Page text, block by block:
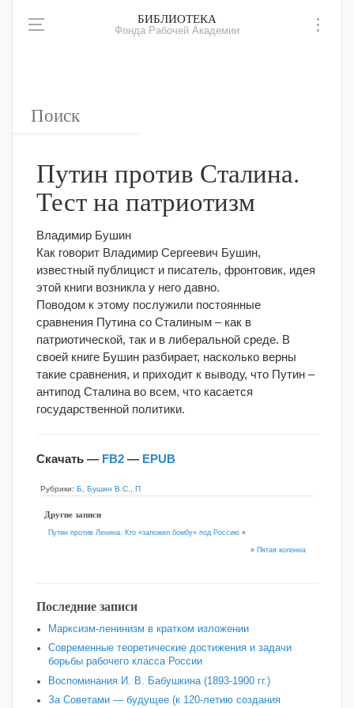
БИБЛИОТЕКА
Фонда Рабочей Академии
Путин против Сталина.
Тест на патриотизм
Владимир Бушин
Как говорит Владимир Сергеевич Бушин,
известный публицист и писатель, фронтовик, идея
этой книги возникла у него давно.
Поводом к этому послужили постоянные
сравнения Путина со Сталиным – как в
патриотической, так и в либеральной среде. В
своей книге Бушин разбирает, насколько верны
такие сравнения, и приходит к выводу, что Путин –
антипод Сталина во всем, что касается
государственной политики.
Скачать — FB2 — EPUB
Рубрики: Б Бушин В.С. П
Другие записи
Путин против Ленина. Кто «заложил бомбу» под Россию «
» Пятая колонна
Последние записи
Марксизм-ленинизм в кратком изложении
Современные теоретические достижения и задачи
борьбы рабочего класса России
Воспоминания И. В. Бабушкина (1893-1900 гг.)
За Советами — будущее (к 120‑летию создания